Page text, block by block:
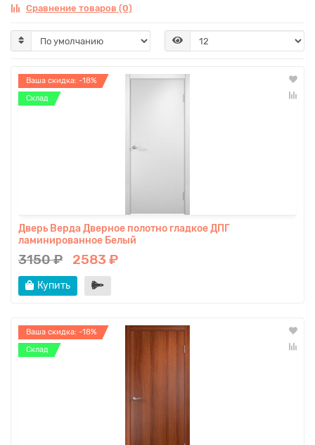
Сравнение товаров (0)
Ваша скидка: -18%
Склад
Дверь Верда Дверное полотно гладкое ДПГ
ламинированное Белый
3150 ₽ 2583 ₽
Купить
Ваша скидка: -18%
Склад